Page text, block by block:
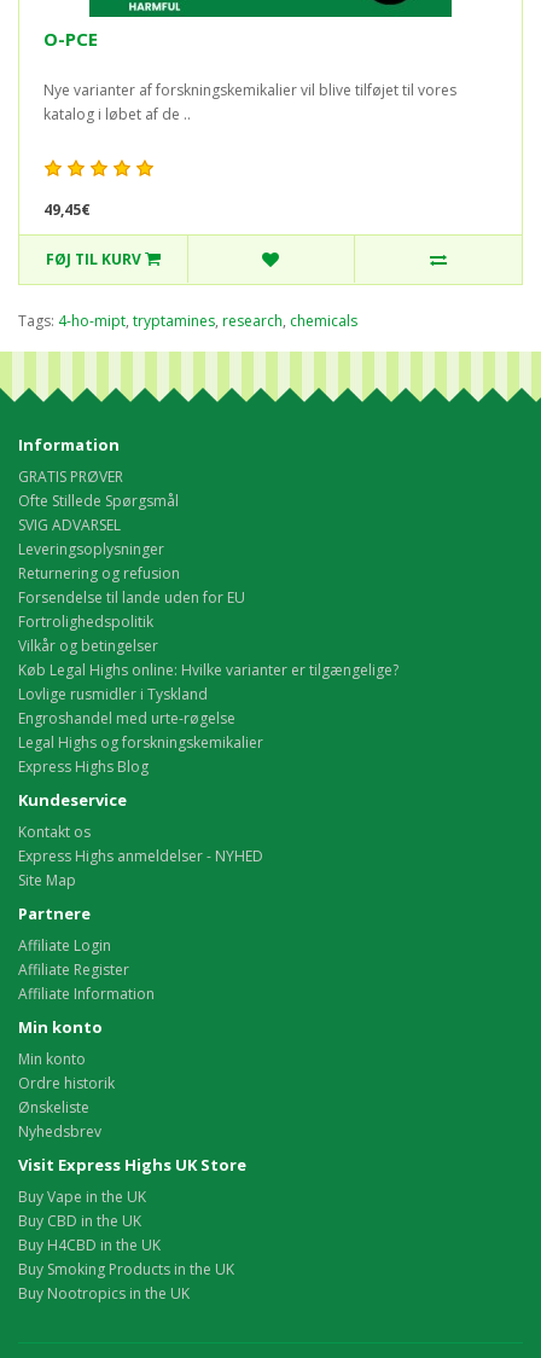
O-PCE
Nye varianter af forskningskemikalier vil blive tilføjet til vores
katalog i løbet af de ..
49,45€
FØJ TIL KURV
Tags: 4-ho-mipt, tryptamines, research, chemicals
Information
GRATIS PRØVER
Ofte Stillede Spørgsmål
SVIG ADVARSEL
Leveringsoplysninger
Returnering og refusion
Forsendelse til lande uden for EU
Fortrolighedspolitik
Vilkår og betingelser
Køb Legal Highs online: Hvilke varianter er tilgængelige?
Lovlige rusmidler i Tyskland
Engroshandel med urte-røgelse
Legal Highs og forskningskemikalier
Express Highs Blog
Kundeservice
Kontakt os
Express Highs anmeldelser - NYHED
Site Map
Partnere
Affiliate Login
Affiliate Register
Affiliate Information
Min konto
Min konto
Ordre historik
Ønskeliste
Nyhedsbrev
Visit Express Highs UK Store
Buy Vape in the UK
Buy CBD in the UK
Buy H4CBD in the UK
Buy Smoking Products in the UK
Buy Nootropics in the UK